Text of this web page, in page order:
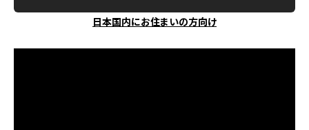
日本国内にお住まいの方向け